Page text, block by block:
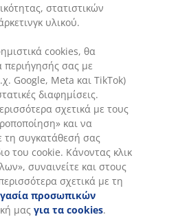
στατιστικών
υλικού.
cookies, θα
περιήγησής σας με
Google, Meta και TikTok)
διαφημίσεις.
σχετικά με τους
και να
τη συγκατάθεσή σας
του cookie. Κάνοντας κλικ
συναινείτε και στους
σχετικά με τη
προσωπικών
μας για τα cookies.